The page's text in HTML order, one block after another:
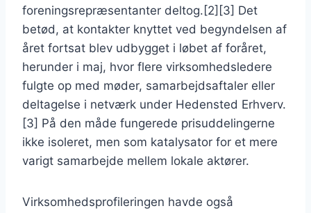
foreningsrepræsentanter deltog.[2][3] Det
betød, at kontakter knyttet ved begyndelsen af
året fortsat blev udbygget i løbet af foråret,
herunder i maj, hvor flere virksomhedsledere
fulgte op med møder, samarbejdsaftaler eller
deltagelse i netværk under Hedensted Erhverv.
[3] På den måde fungerede prisuddelingerne
ikke isoleret, men som katalysator for et mere
varigt samarbejde mellem lokale aktører.
Virksomhedsprofileringen havde også